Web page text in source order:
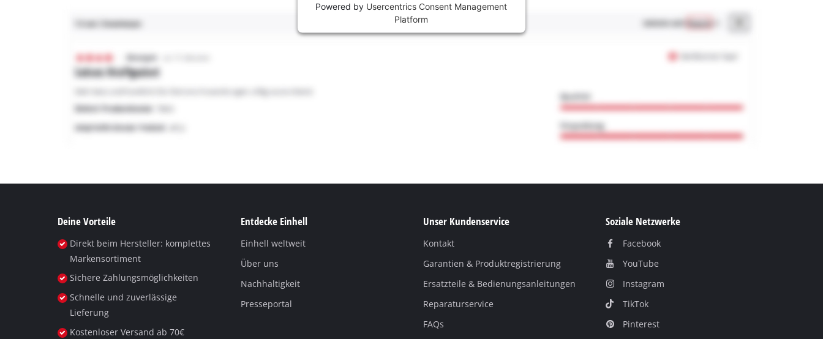
Powered by Usercentrics Consent Management
Platform
Deine Vorteile
Direkt beim Hersteller: komplettes
Markensortiment
Sichere Zahlungsmöglichkeiten
Schnelle und zuverlässige
Lieferung
Kostenloser Versand ab 70€
Entdecke Einhell
Einhell weltweit
Über uns
Nachhaltigkeit
Presseportal
Unser Kundenservice
Kontakt
Garantien & Produktregistrierung
Ersatzteile & Bedienungsanleitungen
Reparaturservice
FAQs
Soziale Netzwerke
Facebook
YouTube
Instagram
TikTok
Pinterest